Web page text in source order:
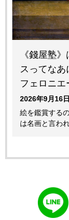
《錢屋塾
スってな
フェロニエ
2026年9月16日
絵を鑑賞する
は名画と言わ